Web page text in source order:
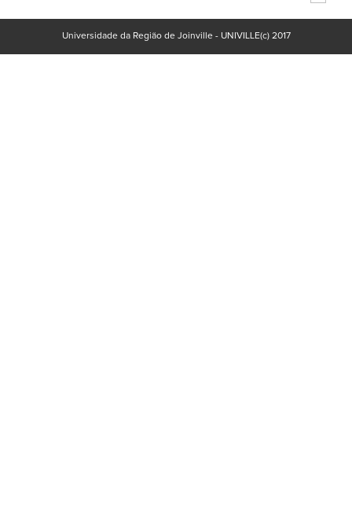
Universidade da Região de Joinville - UNIVILLE(c) 2017